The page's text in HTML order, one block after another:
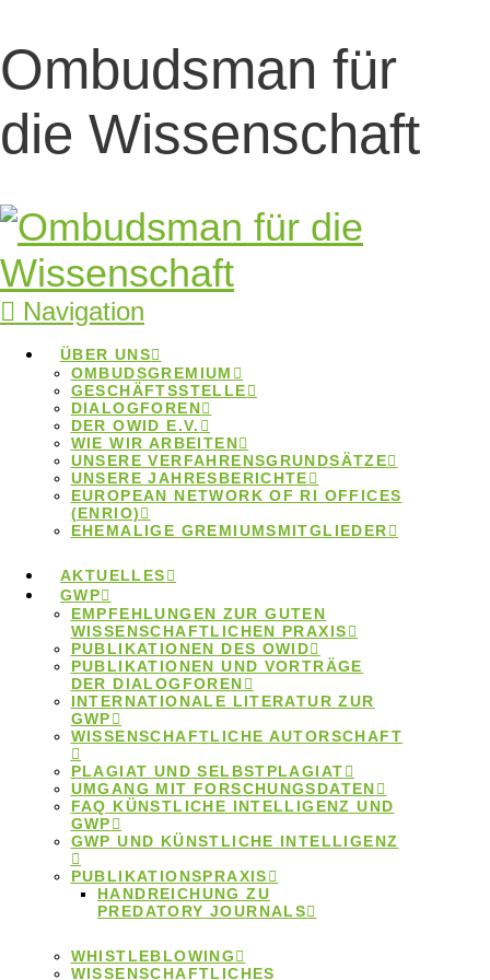
Ombudsman für
die Wissenschaft
Navigation
ÜBER UNS
OMBUDSGREMIUM
GESCHÄFTSSTELLE
DIALOGFOREN
DER OWID E.V.
WIE WIR ARBEITEN
UNSERE VERFAHRENSGRUNDSÄTZE
UNSERE JAHRESBERICHTE
EUROPEAN NETWORK OF RI OFFICES
(ENRIO)
EHEMALIGE GREMIUMSMITGLIEDER
AKTUELLES
GWP
EMPFEHLUNGEN ZUR GUTEN
WISSENSCHAFTLICHEN PRAXIS
PUBLIKATIONEN DES OWID
PUBLIKATIONEN UND VORTRÄGE
DER DIALOGFOREN
INTERNATIONALE LITERATUR ZUR
GWP
WISSENSCHAFTLICHE AUTORSCHAFT
PLAGIAT UND SELBSTPLAGIAT
UMGANG MIT FORSCHUNGSDATEN
FAQ KÜNSTLICHE INTELLIGENZ UND
GWP
GWP UND KÜNSTLICHE INTELLIGENZ
PUBLIKATIONSPRAXIS
HANDREICHUNG ZU
PREDATORY JOURNALS
WHISTLEBLOWING
WISSENSCHAFTLICHES
Publikationspraxis
Publikationspraxis
Publikationspraxis
Hier finden Sie Literatur, die sich mit GWP-relevanten
Aspekten im Themenbereich der „Publikationspraxis“
auseinandersetzt.
Inhaltsverzeichnis
Handreichungen
Allgemein
Preprints
Predatory Journals
Paper Mills
Hijacked Journals
Handreichungen
Handreichung zu Predatory Journals
Handreichung, erstellt von Katrin Frisch, Mitarbeiterin
Dialogforen, werden die Phänomene „Predatory